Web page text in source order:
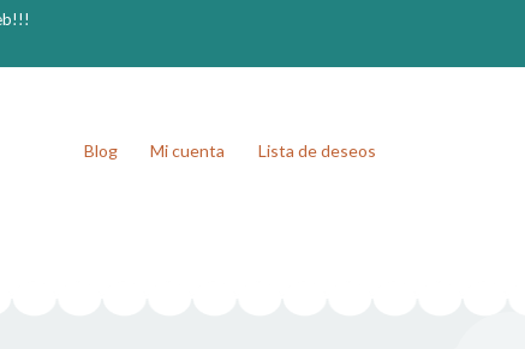
Blog Mi cuenta Lista de deseos